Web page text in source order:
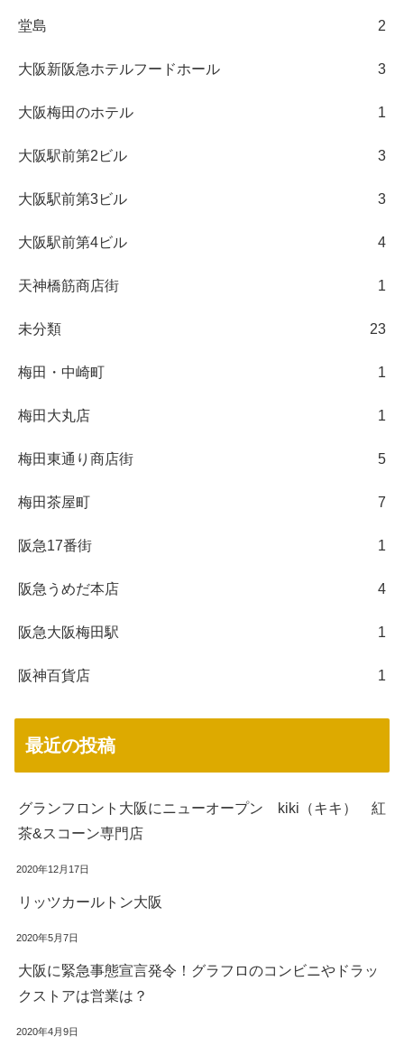
堂島 2
大阪新阪急ホテルフードホール 3
大阪梅田のホテル 1
大阪駅前第2ビル 3
大阪駅前第3ビル 3
大阪駅前第4ビル 4
天神橋筋商店街 1
未分類 23
梅田・中崎町 1
梅田大丸店 1
梅田東通り商店街 5
梅田茶屋町 7
阪急17番街 1
阪急うめだ本店 4
阪急大阪梅田駅 1
阪神百貨店 1
最近の投稿
グランフロント大阪にニューオープン kiki（キキ） 紅
茶&スコーン専門店
2020年12月17日
リッツカールトン大阪
2020年5月7日
大阪に緊急事態宣言発令！グラフロのコンビニやドラッ
クストアは営業は？
2020年4月9日